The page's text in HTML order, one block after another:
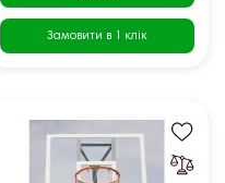
Замовити в 1 клік